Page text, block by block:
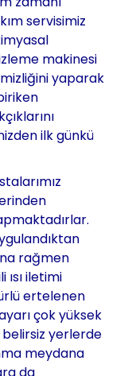
servisimiz
makinesi
yaparak
ilk günkü
rağmen
iletimi
ertelenen
çok yüksek
yerlerde
meydana